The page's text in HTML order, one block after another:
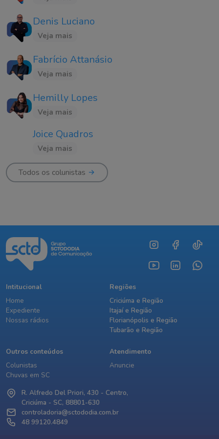
Denis Luciano
Veja mais
Fabrício Attanásio
Veja mais
Hemilly Lopes
Veja mais
Joice Quadros
Veja mais
Todos os colunistas
Intitucional
Home
Expediente
Nossas rádios
Regiões
Criciúma e Região
Itajaí e Região
Florianópolis e Região
Tubarão e Região
Outros conteúdos
Colunistas
Chuvas em SC
Atendimento
Anuncie
R. Alfredo Del Priori, 430 - Centro,
Criciúma - SC, 88801-630
controladoria@sctododia.com.br
48 99120.4849